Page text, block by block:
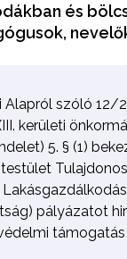
és
szóló 12/
kerületi
5. § (1)
pályázatot
támogatás